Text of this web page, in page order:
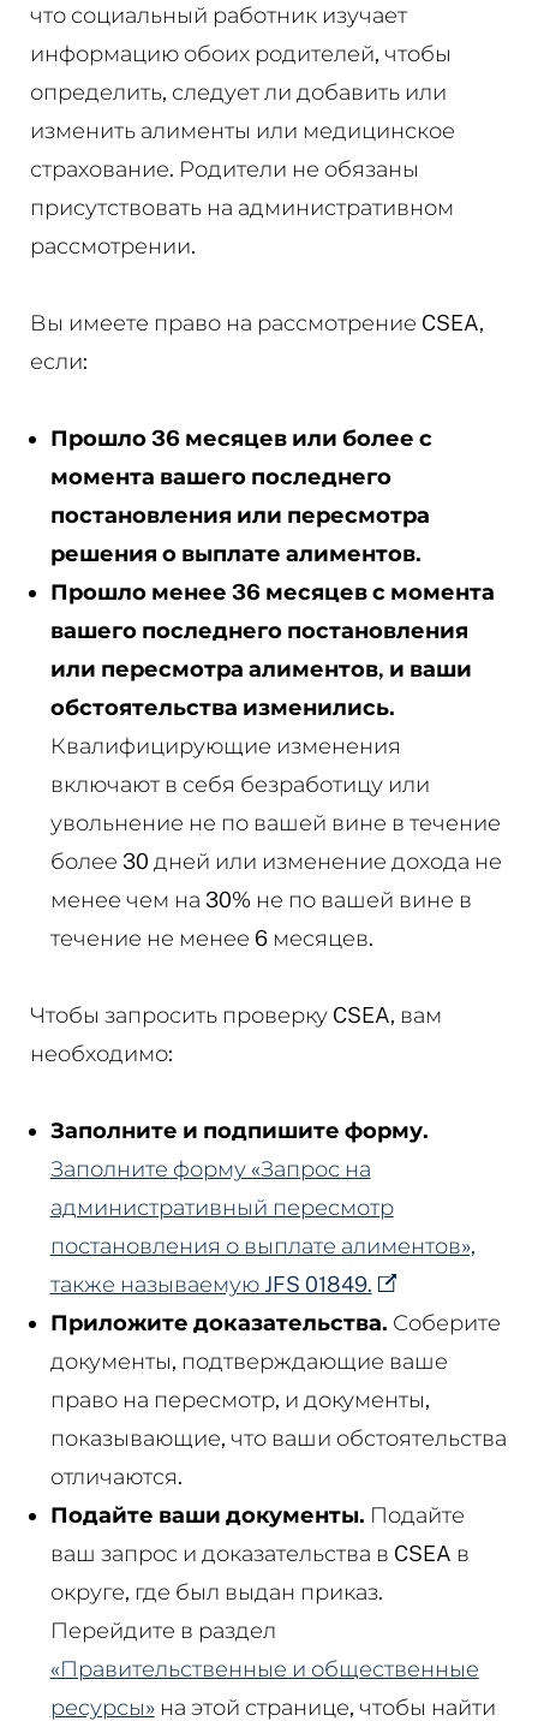
что социальный работник изучает
информацию обоих родителей, чтобы
определить, следует ли добавить или
изменить алименты или медицинское
страхование. Родители не обязаны
присутствовать на административном
рассмотрении.
Вы имеете право на рассмотрение CSEA,
если:
Прошло 36 месяцев или более с
момента вашего последнего
постановления или пересмотра
решения о выплате алиментов.
Прошло менее 36 месяцев с момента
вашего последнего постановления
или пересмотра алиментов, и ваши
обстоятельства изменились.
Квалифицирующие изменения
включают в себя безработицу или
увольнение не по вашей вине в течение
более 30 дней или изменение дохода не
менее чем на 30% не по вашей вине в
течение не менее 6 месяцев.
Чтобы запросить проверку CSEA, вам
необходимо:
Заполните и подпишите форму.
Заполните форму «Запрос на
административный пересмотр
постановления о выплате алиментов»,
также называемую JFS 01849.
Приложите доказательства. Соберите
документы, подтверждающие ваше
право на пересмотр, и документы,
показывающие, что ваши обстоятельства
отличаются.
Подайте ваши документы. Подайте
ваш запрос и доказательства в CSEA в
округе, где был выдан приказ.
Перейдите в раздел
«Правительственные и общественные
ресурсы»на этой странице, чтобы найти